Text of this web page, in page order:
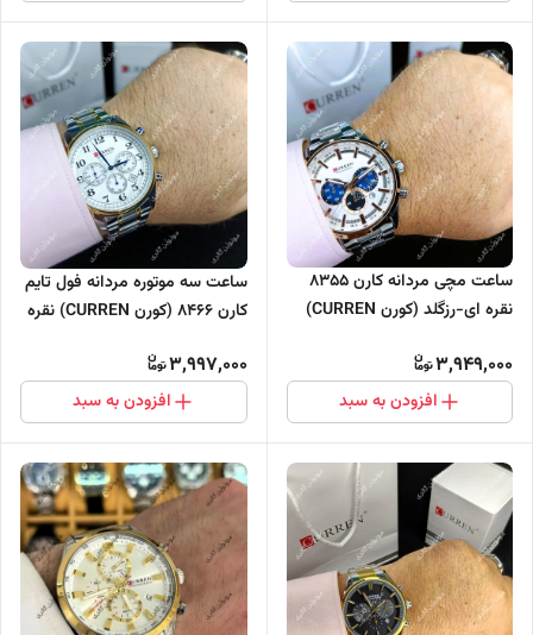
ساعت مچی مردانه کارن 8355
نقره ای-رزگلد (کورن CURREN)
3,949,000
افزودن به سبد
ساعت سه موتوره مردانه فول تایم
کارن 8466 (کورن CURREN) نقره
3,997,000
افزودن به سبد